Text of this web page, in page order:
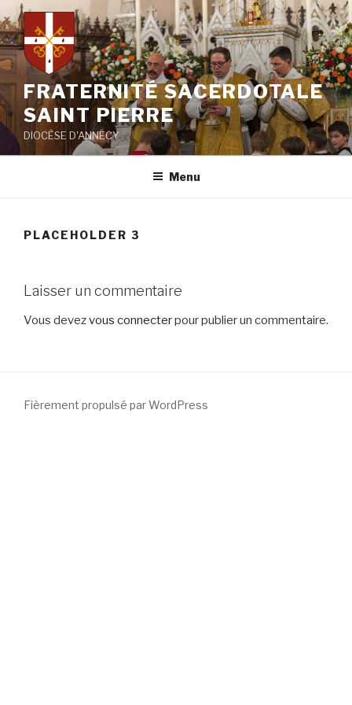
Aller
au
contenu
principal
FRATERNITÉ SACERDOTALE
SAINT PIERRE
DIOCÈSE D'ANNECY
Menu
PLACEHOLDER 3
Laisser un commentaire
Vous devezvous connecterpour publier un commentaire.
Fièrement propulsé par WordPress